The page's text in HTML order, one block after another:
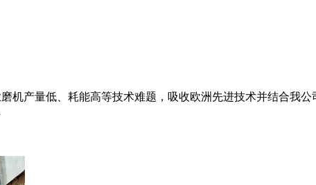
机产量低、耗能高等技术难题，吸收欧洲先进技术并结合我